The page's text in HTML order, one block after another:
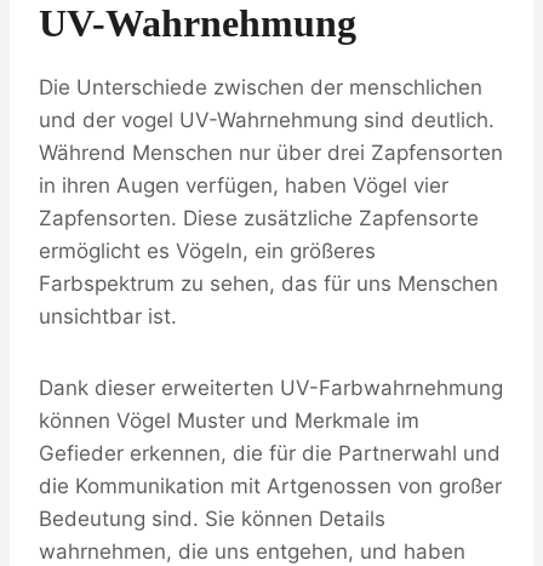
UV-Wahrnehmung
Die Unterschiede zwischen der menschlichen
und der vogel UV-Wahrnehmung sind deutlich.
Während Menschen nur über drei Zapfensorten
in ihren Augen verfügen, haben Vögel vier
Zapfensorten. Diese zusätzliche Zapfensorte
ermöglicht es Vögeln, ein größeres
Farbspektrum zu sehen, das für uns Menschen
unsichtbar ist.
Dank dieser erweiterten UV-Farbwahrnehmung
können Vögel Muster und Merkmale im
Gefieder erkennen, die für die Partnerwahl und
die Kommunikation mit Artgenossen von großer
Bedeutung sind. Sie können Details
wahrnehmen, die uns entgehen, und haben